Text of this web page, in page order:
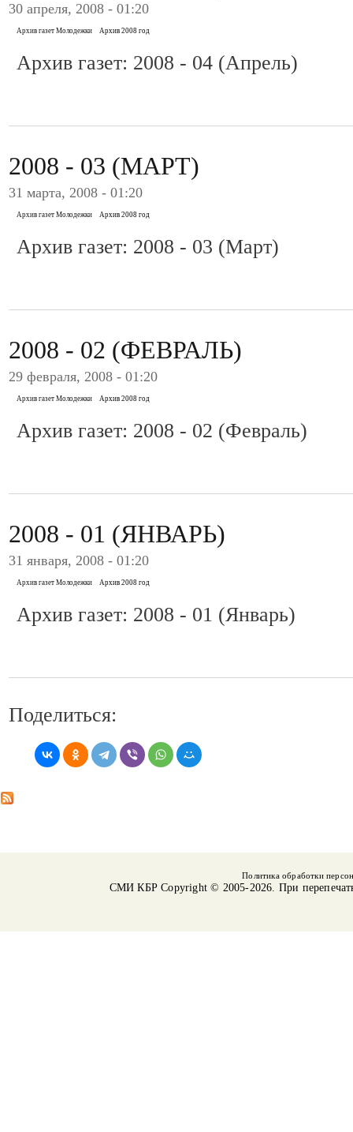
30 апреля, 2008 - 01:20
Архив газет Молодежки Архив 2008 год
Архив газет: 2008 - 04 (Апрель)
2008 - 03 (МАРТ)
31 марта, 2008 - 01:20
Архив газет Молодежки Архив 2008 год
Архив газет: 2008 - 03 (Март)
2008 - 02 (ФЕВРАЛЬ)
29 февраля, 2008 - 01:20
Архив газет Молодежки Архив 2008 год
Архив газет: 2008 - 02 (Февраль)
2008 - 01 (ЯНВАРЬ)
31 января, 2008 - 01:20
Архив газет Молодежки Архив 2008 год
Архив газет: 2008 - 01 (Январь)
Поделиться:
Политика обработки
СМИ КБРCopyright © 2005-2026. При